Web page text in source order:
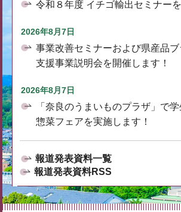
令和８年度 イチゴ輸出セミナー
2026年8月7日
事業改善セミナーおよび県産品
支援事業説明会を開催します！
2026年8月7日
「奈良のうまいものプラザ」で
惣菜フェアを実施します！
報道発表資料一覧
報道発表資料RSS